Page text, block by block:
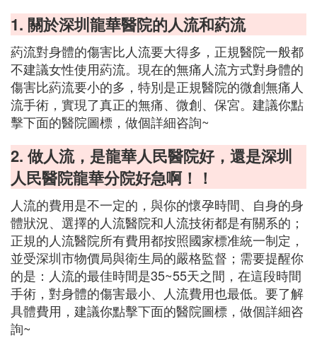
1. 關於深圳龍華醫院的人流和葯流
葯流對身體的傷害比人流要大得多，正規醫院一般都
不建議女性使用葯流。現在的無痛人流方式對身體的
傷害比葯流要小的多，特別是正規醫院的微創無痛人
流手術，實現了真正的無痛、微創、保宮。建議你點
擊下面的醫院圖標，做個詳細咨詢~
2. 做人流，是龍華人民醫院好，還是深圳
人民醫院龍華分院好急啊！！
人流的費用是不一定的，與你的懷孕時間、自身的身
體狀況、選擇的人流醫院和人流技術都是有關系的；
正規的人流醫院所有費用都按照國家標准統一制定，
並受深圳市物價局與衛生局的嚴格監督；需要提醒你
的是：人流的最佳時間是35~55天之間，在這段時間
手術，對身體的傷害最小、人流費用也最低。要了解
具體費用，建議你點擊下面的醫院圖標，做個詳細咨
詢~